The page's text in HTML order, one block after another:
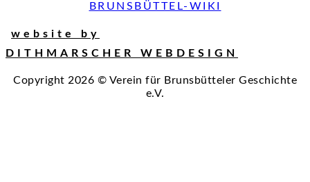
BRUNSBÜTTEL-WIKI
website by
DITHMARSCHER WEBDESIGN
Copyright 2026 © Verein für Brunsbütteler Geschichte
e.V.